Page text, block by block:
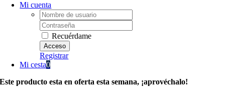
Mi cuenta
Username:
Password:
Recuérdame
Registrar
Mi cesta0
Este producto esta en oferta esta semana, ¡aprovéchalo!